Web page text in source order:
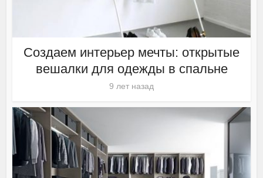
Создаем интерьер мечты: открытые
вешалки для одежды в спальне
9 лет назад